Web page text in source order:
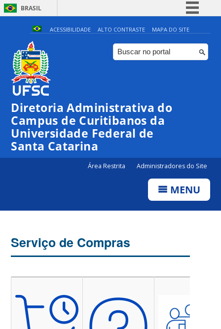
BRASIL
Simplifique!
Comunica BR
Participe
Canais
ACESSIBILIDADE ALTO CONTRASTE MAPA DO SITE
Diretoria Administrativa do
Campus de Curitibanos da
Universidade Federal de
Santa Catarina
Área Restrita Administradores do Site
MENU
Serviço de Compras